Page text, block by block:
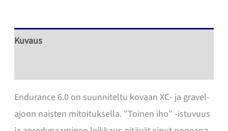
Racing
Kuvaus
Endurance 6.0 on suunniteltu kovaan XC- ja gravel-
ajoon naisten mitoituksella. ″Toinen iho″ -istuvuus